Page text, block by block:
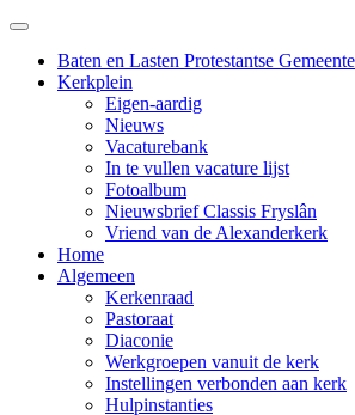
Baten en Lasten Protestantse
Kerkplein
Eigen-aardig
Nieuws
Vacaturebank
In te vullen vacature lijst
Fotoalbum
Nieuwsbrief Classis Fryslân
Vriend van de Alexanderkerk
Home
Algemeen
Kerkenraad
Pastoraat
Diaconie
Werkgroepen vanuit de kerk
Instellingen verbonden aan kerk
Hulpinstanties